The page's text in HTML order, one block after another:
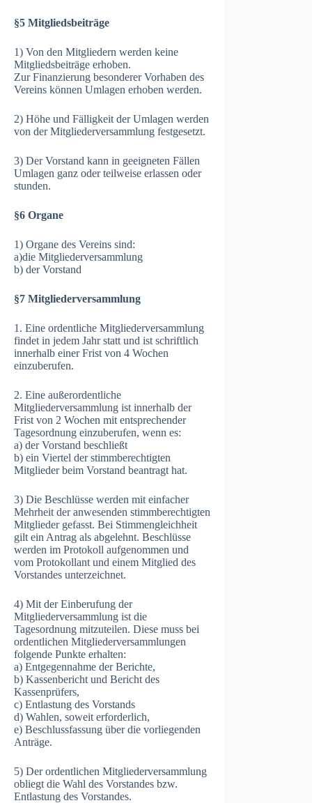
§5 Mitgliedsbeiträge
1) Von den Mitgliedern werden keine
Mitgliedsbeiträge erhoben.
Zur Finanzierung besonderer Vorhaben des
Vereins können Umlagen erhoben werden.
2) Höhe und Fälligkeit der Umlagen werden
von der Mitgliederversammlung festgesetzt.
3) Der Vorstand kann in geeigneten Fällen
Umlagen ganz oder teilweise erlassen oder
stunden.
§6 Organe
1) Organe des Vereins sind:
a)die Mitgliederversammlung
b) der Vorstand
§7 Mitgliederversammlung
1. Eine ordentliche Mitgliederversammlung
findet in jedem Jahr statt und ist schriftlich
innerhalb einer Frist von 4 Wochen
einzuberufen.
2. Eine außerordentliche
Mitgliederversammlung ist innerhalb der
Frist von 2 Wochen mit entsprechender
Tagesordnung einzuberufen, wenn es:
a) der Vorstand beschließt
b) ein Viertel der stimmberechtigten
Mitglieder beim Vorstand beantragt hat.
3) Die Beschlüsse werden mit einfacher
Mehrheit der anwesenden stimmberechtigten
Mitglieder gefasst. Bei Stimmengleichheit
gilt ein Antrag als abgelehnt. Beschlüsse
werden im Protokoll aufgenommen und
vom Protokollant und einem Mitglied des
Vorstandes unterzeichnet.
4) Mit der Einberufung der
Mitgliederversammlung ist die
Tagesordnung mitzuteilen. Diese muss bei
ordentlichen Mitgliederversammlungen
folgende Punkte erhalten:
a) Entgegennahme der Berichte,
b) Kassenbericht und Bericht des
Kassenprüfers,
c) Entlastung des Vorstands
d) Wahlen, soweit erforderlich,
e) Beschlussfassung über die vorliegenden
Anträge.
5) Der ordentlichen Mitgliederversammlung
obliegt die Wahl des Vorstandes bzw.
Entlastung des Vorstandes.